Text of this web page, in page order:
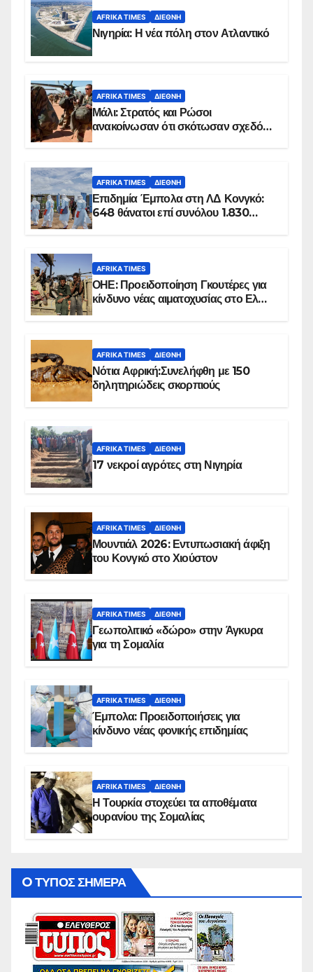
AFRIKA TIMES ΔΙΕΘΝΉ
Νιγηρία: Η νέα πόλη στον Ατλαντικό
AFRIKA TIMES ΔΙΕΘΝΉ
Μάλι: Στρατός και Ρώσοι
ανακοίνωσαν ότι σκότωσαν σχεδόν
AFRIKA TIMES ΔΙΕΘΝΉ
Επιδημία Έμπολα στη ΛΔ Κονγκό:
648 θάνατοι επί συνόλου 1.830
AFRIKA TIMES
ΟΗΕ: Προειδοποίηση Γκουτέρες για
κίνδυνο νέας αιματοχυσίας στο Ελ
AFRIKA TIMES ΔΙΕΘΝΉ
Νότια Αφρική:Συνελήφθη με 150
δηλητηριώδεις σκορπιούς
AFRIKA TIMES ΔΙΕΘΝΉ
17 νεκροί αγρότες στη Νιγηρία
AFRIKA TIMES ΔΙΕΘΝΉ
Μουντιάλ 2026: Εντυπωσιακή άφιξη
του Κονγκό στο Χιούστον
AFRIKA TIMES ΔΙΕΘΝΉ
Γεωπολιτικό «δώρο» στην Άγκυρα
για τη Σομαλία
AFRIKA TIMES ΔΙΕΘΝΉ
Έμπολα: Προειδοποιήσεις για
κίνδυνο νέας φονικής επιδημίας
AFRIKA TIMES ΔΙΕΘΝΉ
Η Τουρκία στοχεύει τα αποθέματα
ουρανίου της Σομαλίας
O ΤΥΠΟΣ ΣΗΜΕΡΑ